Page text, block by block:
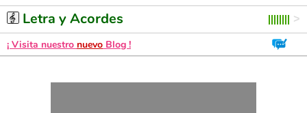
Letra y Acordes
¡ Visita nuestro nuevo Blog !